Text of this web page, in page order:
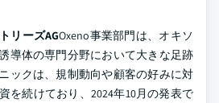
リーズAGOxeno事業部門は、オキソ
導体の専門分野において大きな足跡
ックは、規制動向や顧客の好みに対
を続けており、2024年10月の発表で